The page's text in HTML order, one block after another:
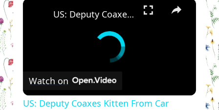
US: Deputy Coaxes Kitten From Car Engine With Drumstick in Heartwarming Rescue at Spout Springs Library.
Watch on
US: Deputy Coaxes Kitten From Car